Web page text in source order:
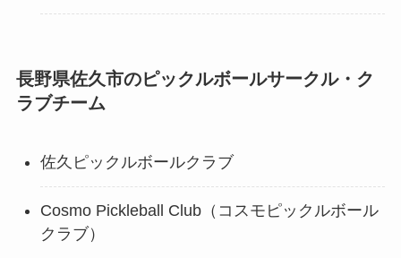
長野県佐久市のピックルボールサークル・ク
ラブチーム
佐久ピックルボールクラブ
Cosmo Pickleball Club（コスモピックルボール
クラブ）